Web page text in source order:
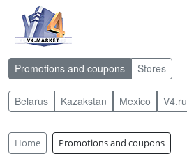
Promotions and coupons Stores
Belarus Kazakstan Mexico V4.ru
Home Promotions and coupons